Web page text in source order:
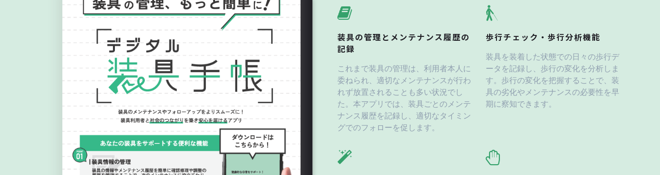
装具の管理とメンテナンス履歴の
記録
これまで装具の管理は、利用者本人に
委ねられ、適切なメンテナンスが行わ
れず放置されることも多い状況でし
た。本アプリでは、装具ごとのメンテ
ナンス履歴を記録し、適切なタイミン
グでのフォローを促します。
歩行チェック・歩行分析機能
装具を装着した状態での日々の歩行デ
ータを記録し、歩行の変化を分析しま
す。歩行の変化を把握することで、装
具の劣化やメンテナンスの必要性を早
期に察知できます。